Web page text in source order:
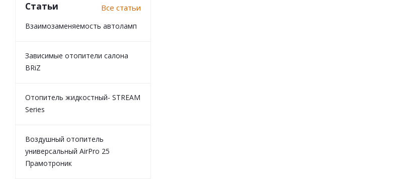
Статьи Все статьи
Взаимозаменяемость автоламп
Зависимые отопители салона
BRiZ
Отопитель жидкостный- STREAM
Series
Воздушный отопитель
универсальный AirPro 25
Прамотроник